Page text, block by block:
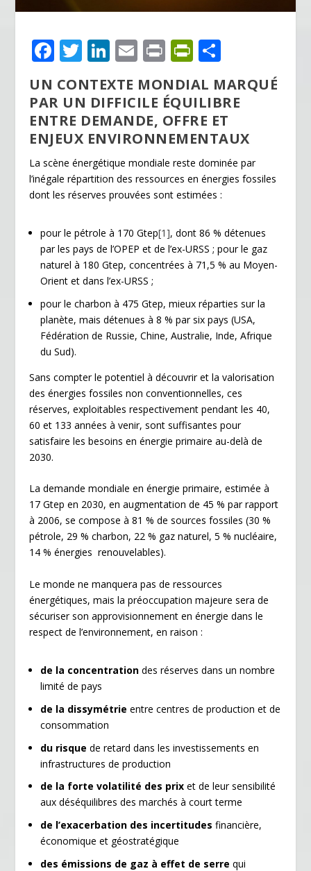
F
ac
e
b
o
o
k
T
w
itt
er
Li
n
k
e
dI
n
E
m
ai
l
Pr
in
t
Pr
in
tF
ri
e
n
dl
y
ar
ta
g
er
UN CONTEXTE MONDIAL MARQUÉ
PAR UN DIFFICILE ÉQUILIBRE
ENTRE DEMANDE, OFFRE ET
ENJEUX ENVIRONNEMENTAUX
La scène énergétique mondiale reste dominée par
l’inégale répartition des ressources en énergies fossiles
dont les réserves prouvées sont estimées :
pour le pétrole à 170 Gtep[1], dont 86 % détenues
par les pays de l’OPEP et de l’ex-URSS ; pour le gaz
naturel à 180 Gtep, concentrées à 71,5 % au Moyen-
Orient et dans l’ex-URSS ;
pour le charbon à 475 Gtep, mieux réparties sur la
planète, mais détenues à 8 % par six pays (USA,
Fédération de Russie, Chine, Australie, Inde, Afrique
du Sud).
Sans compter le potentiel à découvrir et la valorisation
des énergies fossiles non conventionnelles, ces
réserves, exploitables respectivement pendant les 40,
60 et 133 années à venir, sont suffisantes pour
satisfaire les besoins en énergie primaire au-delà de
2030.
La demande mondiale en énergie primaire, estimée à
17 Gtep en 2030, en augmentation de 45 % par rapport
à 2006, se compose à 81 % de sources fossiles (30 %
pétrole, 29 % charbon, 22 % gaz naturel, 5 % nucléaire,
14 % énergies renouvelables).
Le monde ne manquera pas de ressources
énergétiques, mais la préoccupation majeure sera de
sécuriser son approvisionnement en énergie dans le
respect de l’environnement, en raison :
de la concentrationdes réserves dans un nombre
limité de pays
de la dissymétrieentre centres de production et de
consommation
du risquede retard dans les investissements en
infrastructures de production
de la forte volatilité des prixet de leur sensibilité
aux déséquilibres des marchés à court terme
de l’exacerbation des incertitudesfinancière,
économique et géostratégique
des émissions de gaz à effet de serrequi